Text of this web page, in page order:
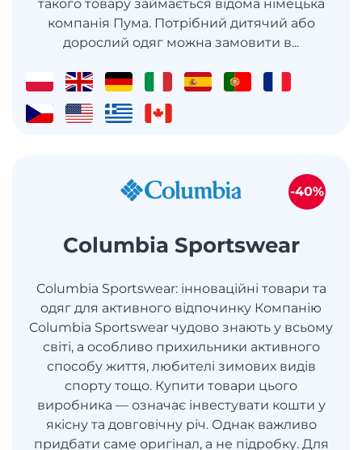
такого товару займається відома німецька
компанія Пума. Потрібний дитячий або
дорослий одяг можна замовити в...
Columbia Sportswear
Columbia Sportswear: інноваційні товари та
одяг для активного відпочинку Компанію
Columbia Sportswear чудово знають у всьому
світі, а особливо прихильники активного
способу життя, любителі зимових видів
спорту тощо. Купити товари цього
виробника — означає інвестувати кошти у
якісну та довговічну річ. Однак важливо
придбати саме оригінал, а не підробку. Для
-40%